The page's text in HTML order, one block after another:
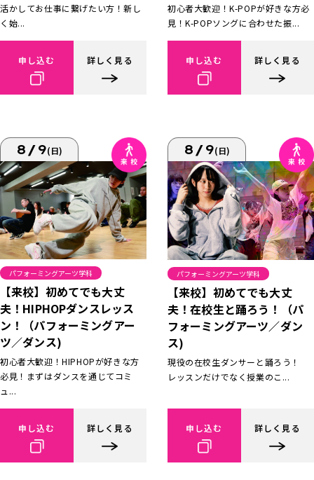
活かしてお仕事に繋げたい方！新し
く始...
申し込む 詳しく見る
初心者大歓迎！K-POPが好きな方必
見！K-POPソングに合わせた振...
申し込む 詳しく見る
8/9(日)
パフォーミングアーツ学科
【来校】初めてでも大丈
夫！HIPHOPダンスレッス
ン！（パフォーミングアー
ツ／ダンス)
初心者大歓迎！HIPHOPが好きな方
必見！まずはダンスを通じてコミ
ュ...
申し込む 詳しく見る
8/9(日)
パフォーミングアーツ学科
【来校】初めてでも大丈
夫！在校生と踊ろう！（パ
フォーミングアーツ／ダン
ス)
現役の在校生ダンサーと踊ろう！
レッスンだけでなく授業のこ...
申し込む 詳しく見る